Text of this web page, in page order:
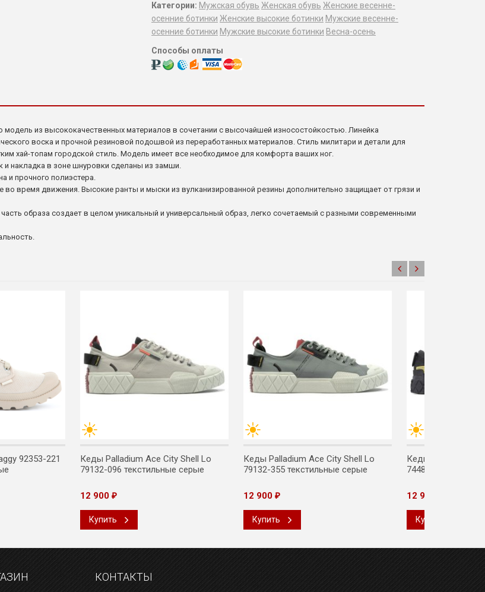
Категории: Мужская обувь Женская обувь Женские весенне-
осенние ботинки Женские высокие ботинки Мужские весенне-
осенние ботинки Мужские высокие ботинки Весна-осень
Способы оплаты
модель из высококачественных материалов в сочетании с высочайшей износостойкостью. Линейка
воска и прочной резиновой подошвой из переработанных материалов. Стиль милитари и детали для
хай-топам городской стиль. Модель имеет все необходимое для комфорта ваших ног.
и накладка в зоне шнуровки сделаны из замши.
и прочного полиэстера.
время движения. Высокие ранты и мыски из вулканизированной резины дополнительно защищает от грязи и
образа создает в целом уникальный и универсальный образ, легко сочетаемый с разными современными
92353-221
Кеды Palladium Ace City Shell Lo
79132-096 текстильные серые
12 900 ₽
Купить
Кеды Palladium Ace City Shell Lo
79132-355 текстильные серые
12 900 ₽
Купить
Кеды Palladium
74488-060
12 900
Купить
КОНТАКТЫ